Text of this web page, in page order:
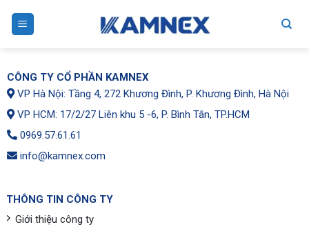
CÔNG TY CỔ PHẦN KAMNEX
VP Hà Nội: Tầng 4, 272 Khương Đình, P. Khương Đình, Hà Nội
VP HCM: 17/2/27 Liên khu 5 -6, P. Bình Tân, TP.HCM
0969.57.61.61
info@kamnex.com
THÔNG TIN CÔNG TY
Giới thiệu công ty